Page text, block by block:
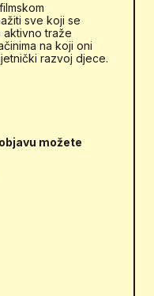
sve koji se
traže
na koji oni
razvoj djece.
možete